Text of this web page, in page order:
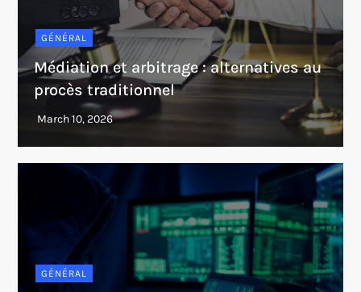
GÉNÉRAL
Médiation et arbitrage : alternatives au
procès traditionnel
GÉNÉRAL